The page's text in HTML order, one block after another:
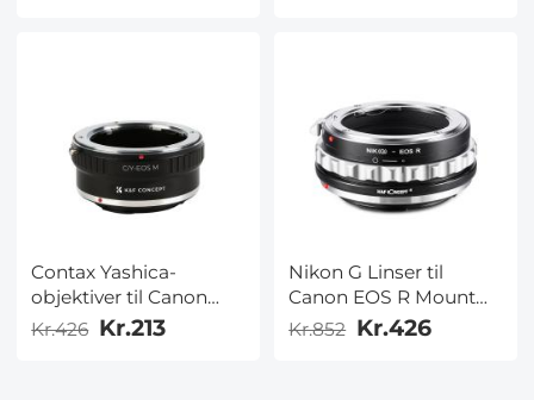
Contax Yashica-
objektiver til Canon
EOS M-
Kr.426 Kr.213
Nikon G Linser til
Canon EOS R Mount
Kamera Adapter
Kr.852 Kr.426